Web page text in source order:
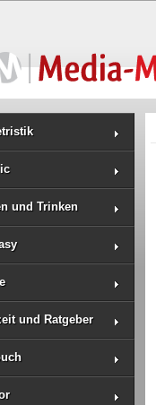
und Trinken
und Ratgeber